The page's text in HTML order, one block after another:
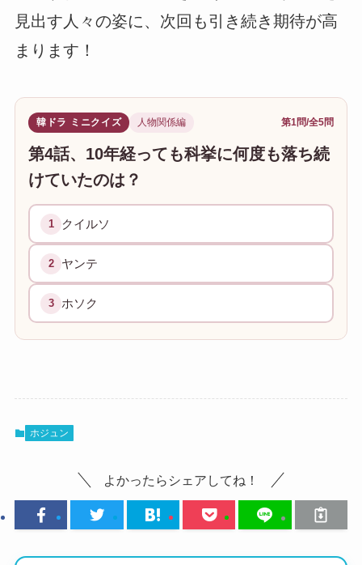
見出す人々の姿に、次回も引き続き期待が高
まります！
韓ドラ ミニクイズ 人物関係編 第1問/全5問
第4話、10年経っても科挙に何度も落ち続
けていたのは？
1 クイルソ
2 ヤンテ
3 ホソク
ホジュン
よかったらシェアしてね！